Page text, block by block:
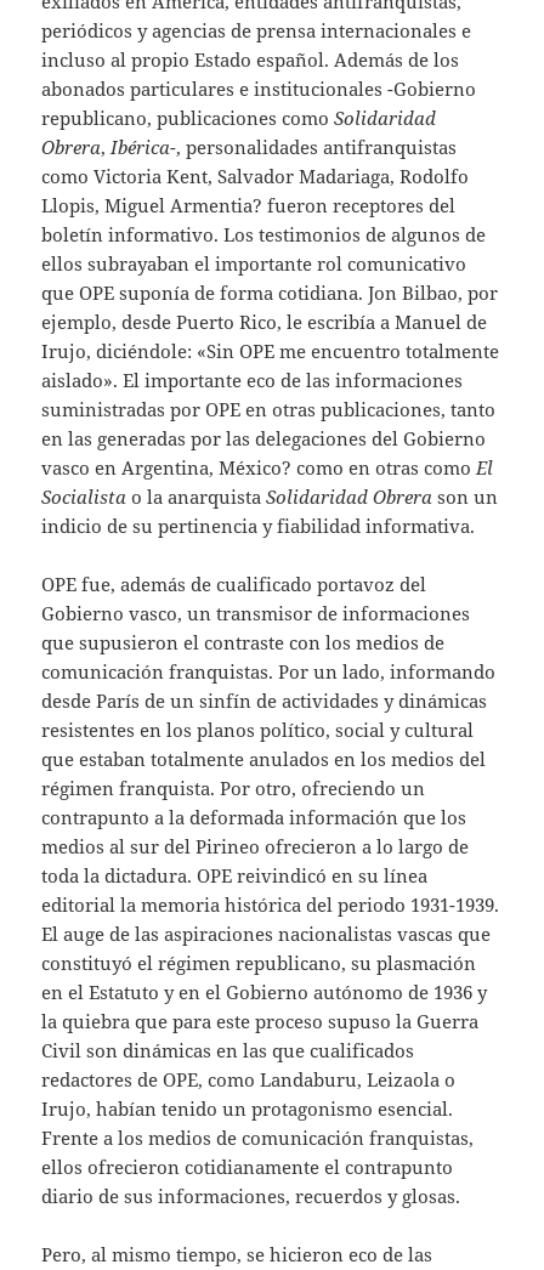
periódicos y agencias de prensa internacionales e
incluso al propio Estado español. Además de los
abonados particulares e institucionales -Gobierno
republicano, publicaciones comoSolidaridad
Obrera,Ibérica-, personalidades antifranquistas
como Victoria Kent, Salvador Madariaga, Rodolfo
Llopis, Miguel Armentia? fueron receptores del
boletín informativo. Los testimonios de algunos de
ellos subrayaban el importante rol comunicativo
que OPE suponía de forma cotidiana. Jon Bilbao, por
ejemplo, desde Puerto Rico, le escribía a Manuel de
Irujo, diciéndole: «Sin OPE me encuentro totalmente
aislado». El importante eco de las informaciones
suministradas por OPE en otras publicaciones, tanto
en las generadas por las delegaciones del Gobierno
vasco en Argentina, México? como en otras comoEl
Socialista o la anarquistaSolidaridad Obrerason un
indicio de su pertinencia y fiabilidad informativa.
OPE fue, además de cualificado portavoz del
Gobierno vasco, un transmisor de informaciones
que supusieron el contraste con los medios de
comunicación franquistas. Por un lado, informando
desde París de un sinfín de actividades y dinámicas
resistentes en los planos político, social y cultural
que estaban totalmente anulados en los medios del
régimen franquista. Por otro, ofreciendo un
contrapunto a la deformada información que los
medios al sur del Pirineo ofrecieron a lo largo de
toda la dictadura. OPE reivindicó en su línea
editorial la memoria histórica del periodo 1931-1939.
El auge de las aspiraciones nacionalistas vascas que
constituyó el régimen republicano, su plasmación
en el Estatuto y en el Gobierno autónomo de 1936 y
la quiebra que para este proceso supuso la Guerra
Civil son dinámicas en las que cualificados
redactores de OPE, como Landaburu, Leizaola o
Irujo, habían tenido un protagonismo esencial.
Frente a los medios de comunicación franquistas,
ellos ofrecieron cotidianamente el contrapunto
diario de sus informaciones, recuerdos y glosas.
Pero, al mismo tiempo, se hicieron eco de las